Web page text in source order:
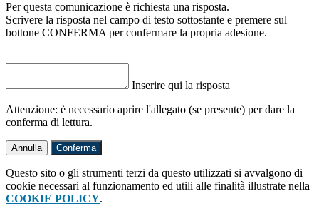
Per questa comunicazione è richiesta una risposta.
Scrivere la risposta nel campo di testo sottostante e premere sul
bottone CONFERMA per confermare la propria adesione.
Inserire qui la risposta
Attenzione: è necessario aprire l'allegato (se presente) per dare la
conferma di lettura.
Annulla Conferma
Questo sito o gli strumenti terzi da questo utilizzati si avvalgono di
cookie necessari al funzionamento ed utili alle finalità illustrate nella
COOKIE POLICY.